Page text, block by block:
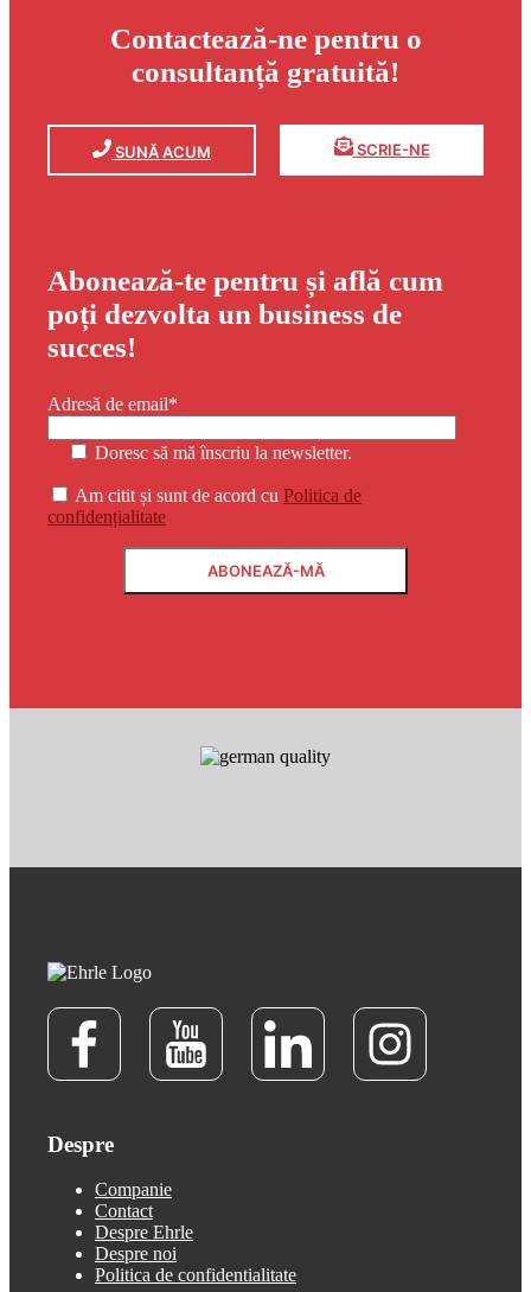
Contactează-ne pentru o
consultanță gratuită!
SUNĂ ACUM SCRIE-NE
Abonează-te pentru și află cum
poți dezvolta un business de
succes!
Adresă de email*
Doresc să mă înscriu la newsletter.
Am citit și sunt de acord cu Politica de
confidențialitate
Despre
Companie
Contact
Despre Ehrle
Despre noi
Politica de confidentialitate